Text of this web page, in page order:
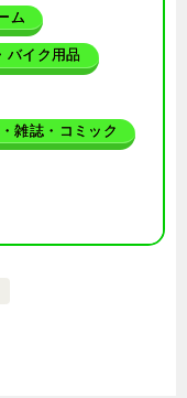
ム
バイク用品
雑誌・コミック